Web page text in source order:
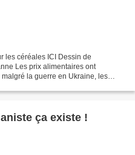
les céréales ICI Dessin de
Les prix alimentaires ont
la guerre en Ukraine, les
ça existe !